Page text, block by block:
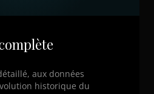
aux données
historique du